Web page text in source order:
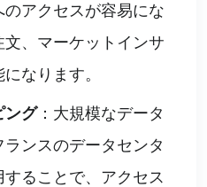
アクセスが容易にな
文、マーケットインサ
なります。
ング：大規模なデータ
ンスのデータセンタ
ることで、アクセス